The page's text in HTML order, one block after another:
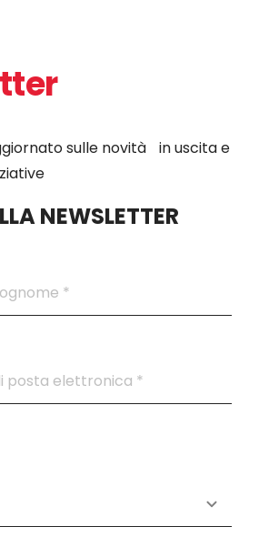
sulle novità in uscita e
NEWSLETTER